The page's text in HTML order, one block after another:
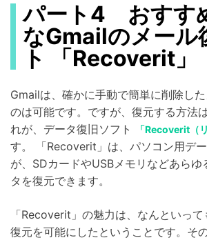
パート4 おすす
なGmailのメール
ト 「Recoverit」
Gmailは、確かに手動で簡単に削除し
のは可能です。ですが、復元する方法
れが、データ復旧ソフト
「Recoverit（
す。 「Recoverit」は、パソコン用デ
が、SDカードやUSBメモリなどあらゆ
タを復元できます。
「Recoverit」の魅力は、なんといっ
復元を可能にしたということです。そ